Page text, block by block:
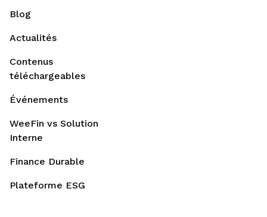
Blog
Actualités
Contenus
téléchargeables
Événements
WeeFin vs Solution
Interne
Finance Durable
Plateforme ESG